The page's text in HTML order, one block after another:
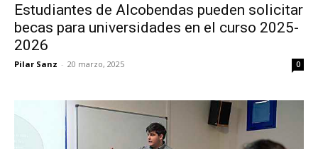
Estudiantes de Alcobendas pueden solicitar
becas para universidades en el curso 2025-
2026
Pilar Sanz - 20 marzo, 2025 0